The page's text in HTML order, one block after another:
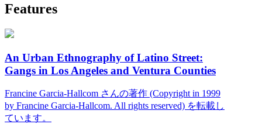
Features
An Urban Ethnography of Latino Street:
Gangs in Los Angeles and Ventura Counties
Francine Garcia-Hallcom さんの著作 (Copyright in 1999
by Francine Garcia-Hallcom. All rights reserved) を転載し
ています。